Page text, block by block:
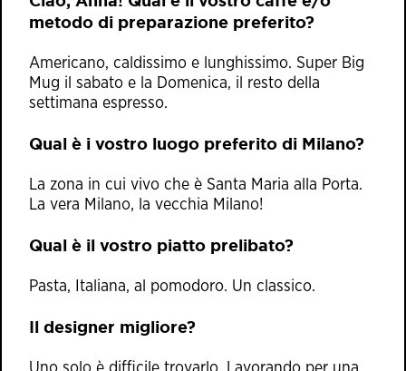
metodo di preparazione preferito?
Americano, caldissimo e lunghissimo. Super Big
Mug il sabato e la Domenica, il resto della
settimana espresso.
Qual è i vostro luogo preferito di Milano?
La zona in cui vivo che è Santa Maria alla Porta.
La vera Milano, la vecchia Milano!
Qual è il vostro piatto prelibato?
Pasta, Italiana, al pomodoro. Un classico.
Il designer migliore?